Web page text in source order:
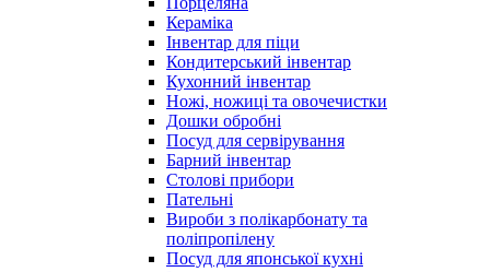
Кераміка
Інвентар для піци
Кондитерський інвентар
Кухонний інвентар
Ножі, ножиці та овочечистки
Дошки обробні
Посуд для сервірування
Барний інвентар
Столові прибори
Пательні
Вироби з полікарбонату та
поліпропілену
Посуд для японської кухні